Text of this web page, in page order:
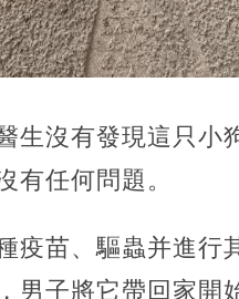
生沒有發現這只小
有任何問題。
疫苗、驅蟲并進行
男子將它帶回家開